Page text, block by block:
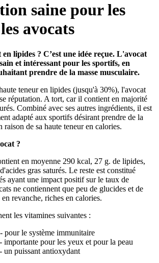
saine pour les
avocats
en lipides ? C’est une idée reçue. L'avocat
et intéressant pour les sportifs, en
prendre de la masse musculaire.
teneur en lipides (jusqu'à 30%), l'avocat
réputation. A tort, car il contient en majorité
Combiné avec ses autres ingrédients, il est
adapté aux sportifs désirant prendre de la
raison de sa haute teneur en calories.
?
en moyenne 290 kcal, 27 g. de lipides,
gras saturés. Le reste est constitué
ayant une impact positif sur le taux de
ne contiennent que peu de glucides et de
revanche, riches en calories.
les vitamines suivantes :
pour le système immunitaire
importante pour les yeux et pour la peau
un puissant antioxydant